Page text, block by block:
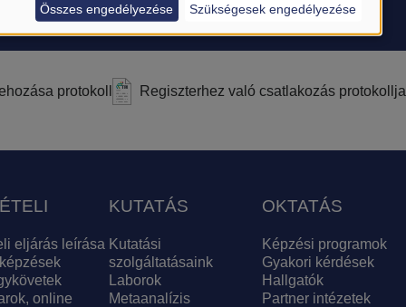
MELLÉKLETEK
protokoll Regiszterhez való csatlakozás protokollja
eljárás leírása
online
KUTATÁS
Kutatási
szolgáltatásaink
Laborok
Metaanalízis
OKTATÁS
Képzési programok
Gyakori kérdések
Hallgatók
Partner intézetek
Szükségesek engedélyezése
Összes engedélyezése